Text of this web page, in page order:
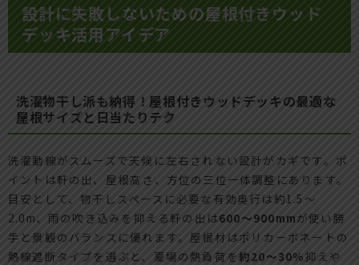
設計に失敗しないための屋根付きウッド
デッキ活用アイデア
洗濯物干し派も納得！屋根付きウッドデッキの最適な
屋根サイズと日当たりテク
洗濯動線がスムーズで天候に左右されない設計がカギです。ポ
イントは軒の出、屋根高さ、方位の三位一体調整にあります。
目安として、物干しスペースに必要な有効奥行は約1.5～
2.0m、雨の吹き込みを抑える軒の出は600～900mm が使い勝
手と景観のバランスに優れます。屋根材はポリカーボネートの
熱線遮断タイプを選ぶと、夏場の熱負荷を約20～30％抑えや